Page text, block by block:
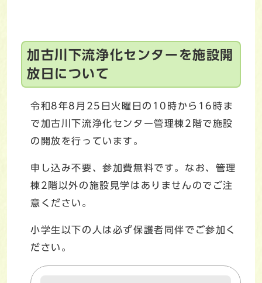
加古川下流浄化センターを施設開
放日について
令和8年8月25日火曜日の10時から16時ま
で加古川下流浄化センター管理棟2階で施設
の開放を行っています。
申し込み不要、参加費無料です。なお、管理
棟2階以外の施設見学はありませんのでご注
意ください。
小学生以下の人は必ず保護者同伴でご参加く
ださい。